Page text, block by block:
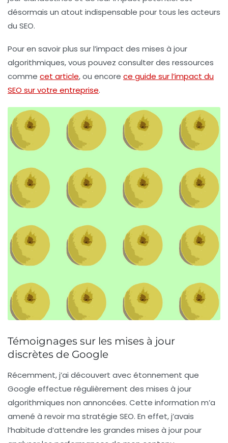
désormais un atout indispensable pour tous les acteurs
du SEO.
Pour en savoir plus sur l’impact des mises à jour
algorithmiques, vous pouvez consulter des ressources
comme cet article, ou encore ce guide sur l’impact du
SEO sur votre entreprise.
Témoignages sur les mises à jour
discrètes de Google
Récemment, j’ai découvert avec étonnement que
Google effectue régulièrement des mises à jour
algorithmiques non annoncées. Cette information m’a
amené à revoir ma stratégie SEO. En effet, j’avais
l’habitude d’attendre les grandes mises à jour pour